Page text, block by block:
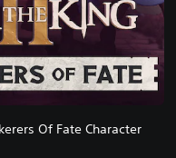
Of Fate Character